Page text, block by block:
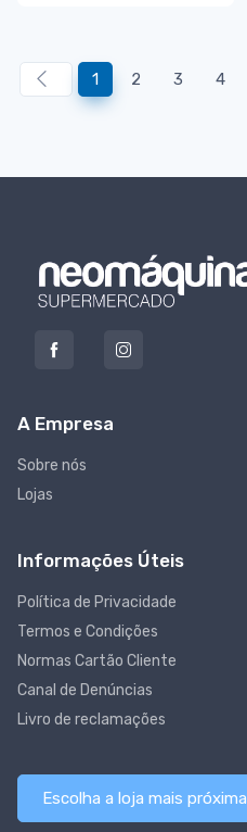
1 2 3 4
A Empresa
Sobre nós
Lojas
Informações Úteis
Política de Privacidade
Termos e Condições
Normas Cartão Cliente
Canal de Denúncias
Livro de reclamações
Escolha a loja mais próxima